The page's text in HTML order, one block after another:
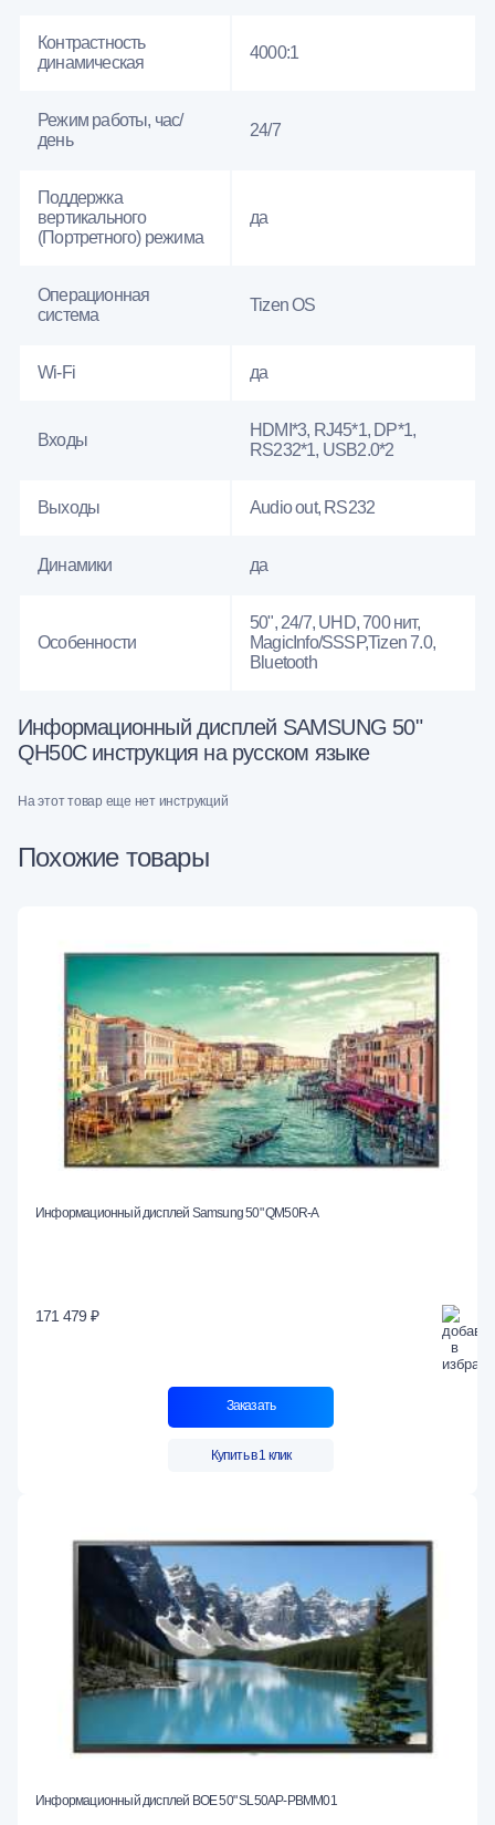
Контрастность
динамическая
4000:1
Режим работы, час/
день
24/7
Поддержка
вертикального
(Портретного) режима
да
Операционная
система
Tizen OS
Wi-Fi да
Входы
HDMI*3, RJ45*1, DP*1,
RS232*1, USB2.0*2
Выходы Audio out, RS232
Динамики да
Особенности
50", 24/7, UHD, 700 нит,
MagicInfo/SSSP,Tizen 7.0,
Bluetooth
Информационный дисплей SAMSUNG 50"
QH50C инструкция на русском языке
На этот товар еще нет инструкций
Похожие товары
Информационный дисплей Samsung 50" QM50R-A
171 479 ₽
Заказать
Купить в 1 клик
Информационный дисплей BOE 50" SL50AP-PBMM01